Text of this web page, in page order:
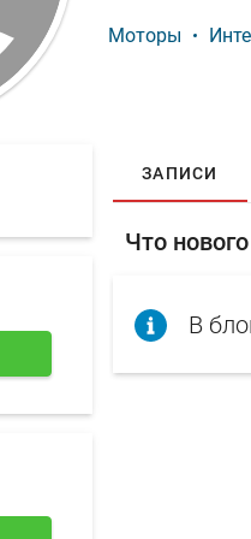
Моторы
ЗАПИСИ
Что
В